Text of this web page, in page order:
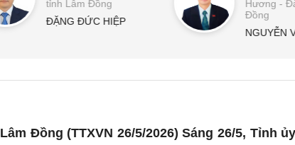
tỉnh Lâm Đồng
ĐẶNG ĐỨC HIỆP
Hương -
Đồng
NGUYỄN
Lâm Đồng (TTXVN 26/5/2026) Sáng 26/5, Tỉnh